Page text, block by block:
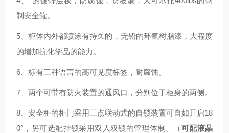
制安全罐。
5、柜体内外都喷涂有持久的，无铅的环氧树脂漆，大程度
的增加抗化学品的能力。
6、标有三种语言的高可见度标签，耐腐蚀。
7、两个可带有防火装置的通风口，分别位于柜身的两侧。
8、安全柜的柜门采用三点联动式的自锁装置可自如开启18
0°， 另可选配挂锁采用双人双锁的管理体制。（可配液晶